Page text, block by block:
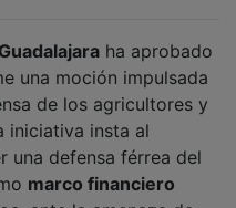
una moción impulsada
de los agricultores y
iniciativa insta al
una defensa férrea del
marco financiero
, ante la amenaza de